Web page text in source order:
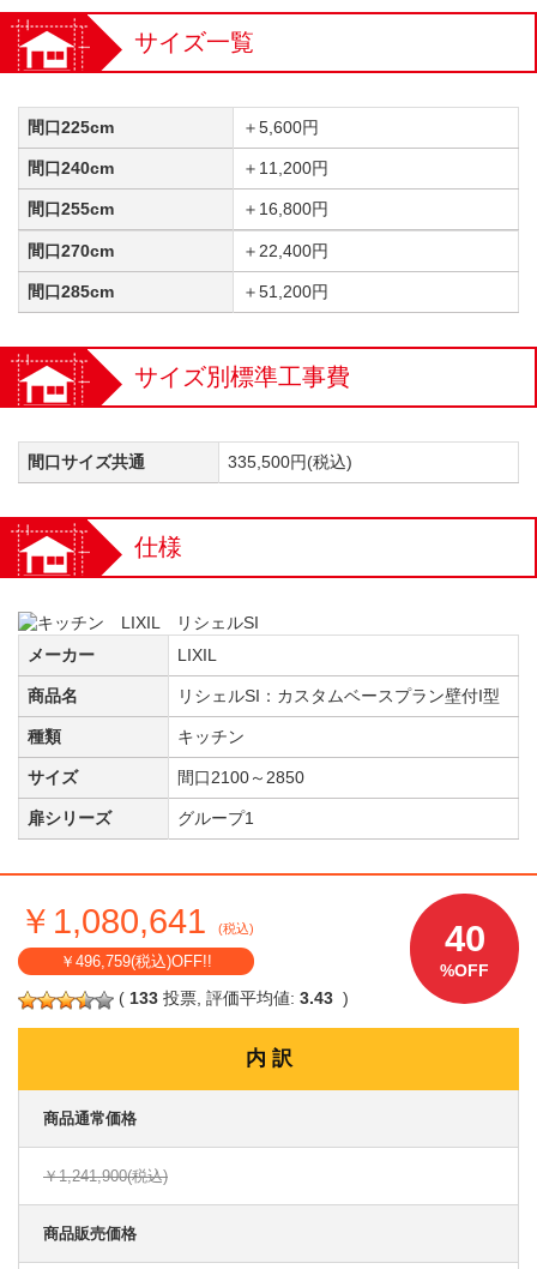
サイズ一覧
間口225cm ＋5,600円
間口240cm ＋11,200円
間口255cm ＋16,800円
間口270cm ＋22,400円
間口285cm ＋51,200円
サイズ別標準工事費
間口サイズ共通 335,500円(税込)
仕様
メーカー LIXIL
商品名 リシェルSI：カスタムベースプラン壁付I型
種類 キッチン
サイズ 間口2100～2850
扉シリーズ グループ1
￥1,080,641 (税込)
￥496,759(税込)OFF!!
40
%OFF
( 133 投票, 評価平均値: 3.43 )
内 訳
商品通常価格
￥1,241,900(税込)
商品販売価格